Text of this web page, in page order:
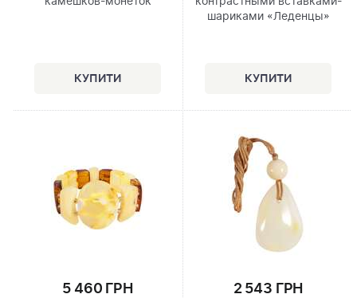
шариками «Леденцы»
5 460 ГРН 2 543 ГРН